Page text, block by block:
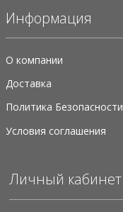
Информация
О компании
Доставка
Политика Безопасности
Условия соглашения
Личный кабинет